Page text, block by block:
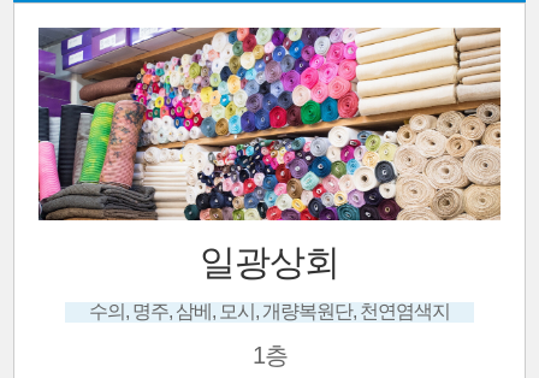
일광상회
수의, 명주, 삼베, 모시, 개량복원단, 천연염색지
1층